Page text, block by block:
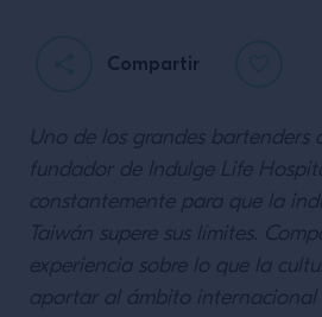
Compartir
Uno de los grandes bartenders
fundador de Indulge Life
constantemente para que la
Taiwán supere sus límites.
experiencia sobre lo que la
aportar al ámbito internacional